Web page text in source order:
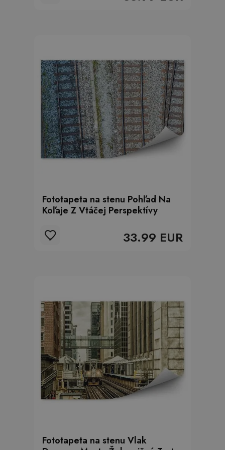
Fototapeta na stenu Pohľad Na
Koľaje Z Vtáčej Perspektívy
33.99 EUR
Fototapeta na stenu Vlak